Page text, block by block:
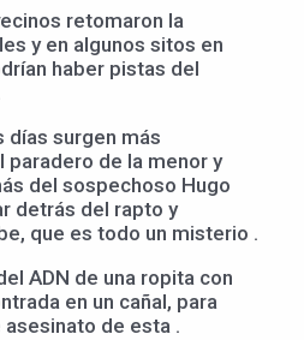
retomaron la
y en algunos sitos en
haber pistas del
días surgen más
de la menor y
del sospechoso Hugo
detrás del rapto y
que es todo un misterio .
ADN de una ropita con
en un cañal, para
de esta .